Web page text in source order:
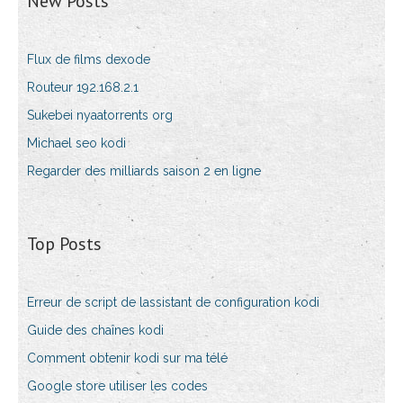
Flux de films dexode
Routeur 192.168.2.1
Sukebei nyaatorrents org
Michael seo kodi
Regarder des milliards saison 2 en ligne
Top Posts
Erreur de script de lassistant de configuration kodi
Guide des chaînes kodi
Comment obtenir kodi sur ma télé
Google store utiliser les codes